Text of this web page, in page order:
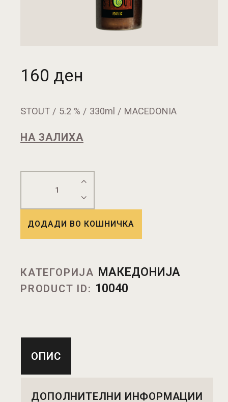
160 ден
STOUT / 5.2 % / 330ml / MACEDONIA
НА ЗАЛИХА
ДОДАДИ ВО КОШНИЧКА
КАТЕГОРИЈА МАКЕДОНИЈА
PRODUCT ID: 10040
ОПИС
ДОПОЛНИТЕЛНИ ИНФОРМАЦИИ